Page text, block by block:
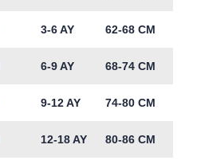
3-6 AY 62-68 CM
6-9 AY 68-74 CM
9-12 AY 74-80 CM
12-18 AY 80-86 CM